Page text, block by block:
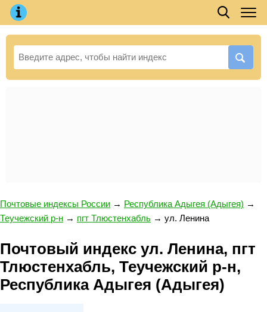
Почтовые индексы России → Республика Адыгея (Адыгея) →
Теучежский р-н → пгт Тлюстенхабль → ул. Ленина
Почтовый индекс ул. Ленина, пгт
Тлюстенхабль, Теучежский р-н,
Республика Адыгея (Адыгея)